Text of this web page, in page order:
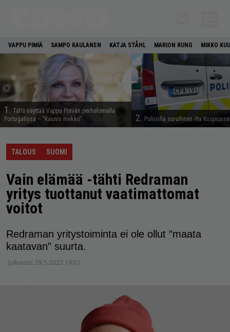
VAPPU PIMIÄ SAMPO KAULANEN KATJA STÅHL MARION RUNG MIKKO
1. Tältä näyttää Vappu Pimiän perhelomalla
Portugalissa – ”Kaunis mekko”
2. Poliisilla surullinen ilta
TALOUS SUOMI
Vain elämää -tähti Redraman
yritys tuottanut vaatimattomat
voitot
Redraman yritystoiminta ei ole ollut ”maata
kaatavan” suurta.
Julkaistu: 29.5.2022 19:01